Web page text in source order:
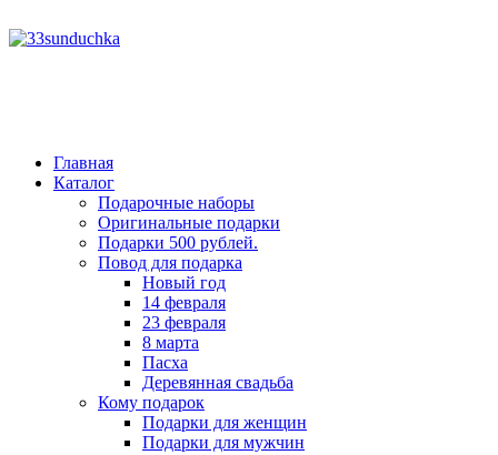
Главная
Каталог
Подарочные наборы
Оригинальные подарки
Подарки 500 рублей.
Повод для подарка
Новый год
14 февраля
23 февраля
8 марта
Пасха
Деревянная свадьба
Кому подарок
Подарки для женщин
Подарки для мужчин